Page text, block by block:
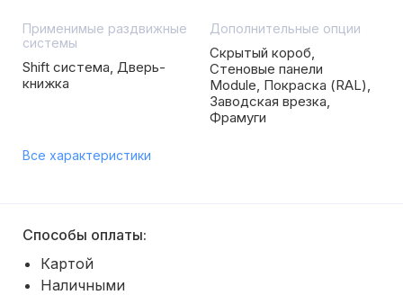
Применимые раздвижные
системы
Shift система, Дверь-
книжка
Дополнительные опции
Скрытый короб,
Стеновые панели
Module, Покраска (RAL),
Заводская врезка,
Фрамуги
Все характеристики
Способы оплаты:
Картой
Наличными